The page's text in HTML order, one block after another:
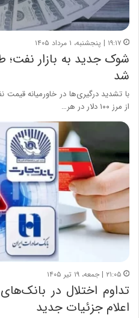
۱۹:۱۷ | پنجشنبه، ۱ مرداد ۱۴۰۵
شوک جدید به بازار نفت؛
شد
با تشدید درگیری‌ها در خاورمیانه
از مرز ۱۰۰ دلار در هر…
۲۱:۰۵ | جمعه، ۱۹ تیر ۱۴۰۵
تداوم اختلال در
اعلام جزئیات جدید